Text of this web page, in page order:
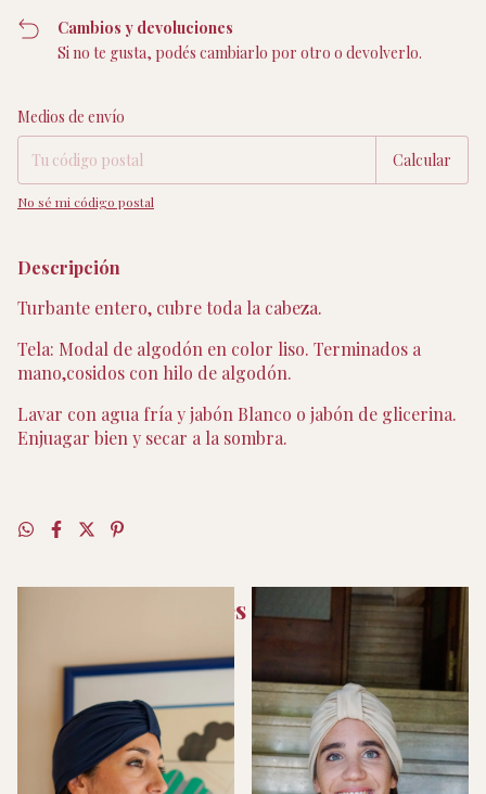
Cambios y devoluciones
Si no te gusta, podés cambiarlo por otro o devolverlo.
Entregas para el CP:
Medios de envío
Calcular
No sé mi código postal
Descripción
Turbante entero, cubre toda la cabeza.
Tela: Modal de algodón en color liso. Terminados a
mano,cosidos con hilo de algodón.
Lavar con agua fría y jabón Blanco o jabón de glicerina.
Enjuagar bien y secar a la sombra.
Productos similares